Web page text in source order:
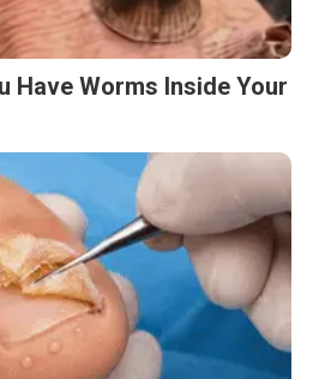
Have Worms Inside Your